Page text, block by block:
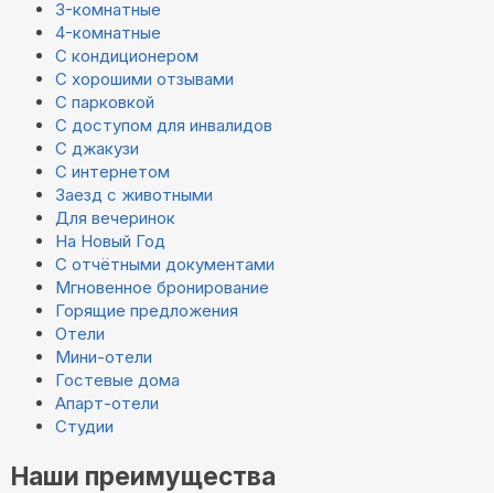
3-комнатные
4-комнатные
С кондиционером
С хорошими отзывами
С парковкой
С доступом для инвалидов
С джакузи
С интернетом
Заезд с животными
Для вечеринок
На Новый Год
С отчётными документами
Мгновенное бронирование
Горящие предложения
Отели
Мини-отели
Гостевые дома
Апарт-отели
Студии
Наши преимущества